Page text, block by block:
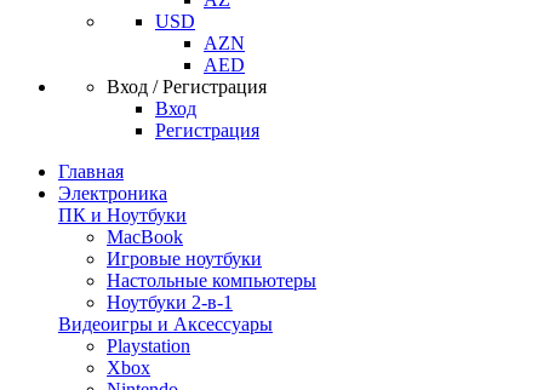
USD
AZN
AED
Вход / Регистрация
Вход
Регистрация
Главная
Электроника
ПК и Ноутбуки
MacBook
Игровые ноутбуки
Настольные компьютеры
Ноутбуки 2-в-1
Видеоигры и Аксессуары
Playstation
Xbox